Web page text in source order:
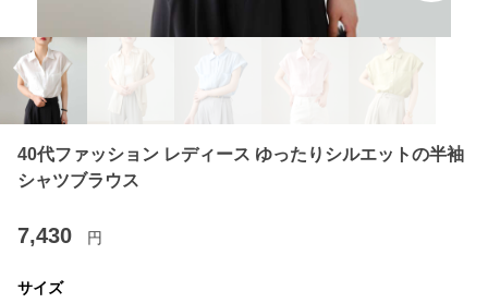
40代ファッション レディース ゆったりシルエットの半袖
シャツブラウス
7,430 円
サイズ